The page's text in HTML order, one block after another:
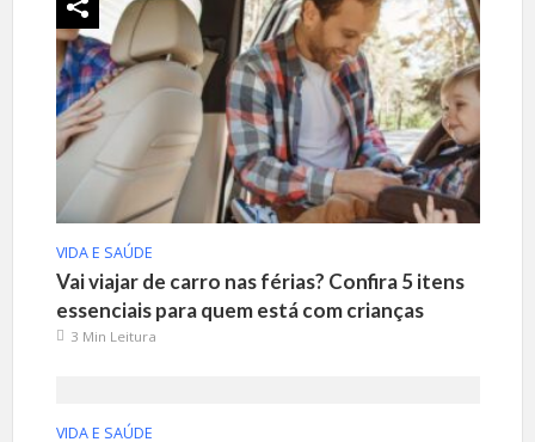
VIDA E SAÚDE
Vai viajar de carro nas férias? Confira 5 itens
essenciais para quem está com crianças
3 Min Leitura
VIDA E SAÚDE